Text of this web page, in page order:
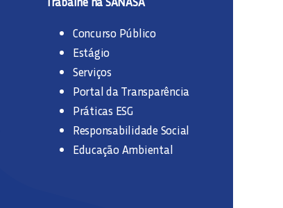
Concurso Público
Estágio
Serviços
Portal da Transparência
Práticas ESG
Responsabilidade Social
Educação Ambiental